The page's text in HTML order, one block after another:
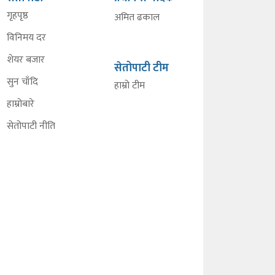
गृहपृष्ठ
विनिमय दर
शेयर बजार
सुन चाँदि
हाम्रोबारे
सेतोपाटी नीति
अमित ढकाल
सेतोपाटी टीम
हाम्रो टीम